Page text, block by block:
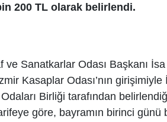
200 TL olarak belirlendi.
ve Sanatkarlar Odası Başkanı
Kasaplar Odası’nın
Birliği tarafından
göre, bayramın birinci günü